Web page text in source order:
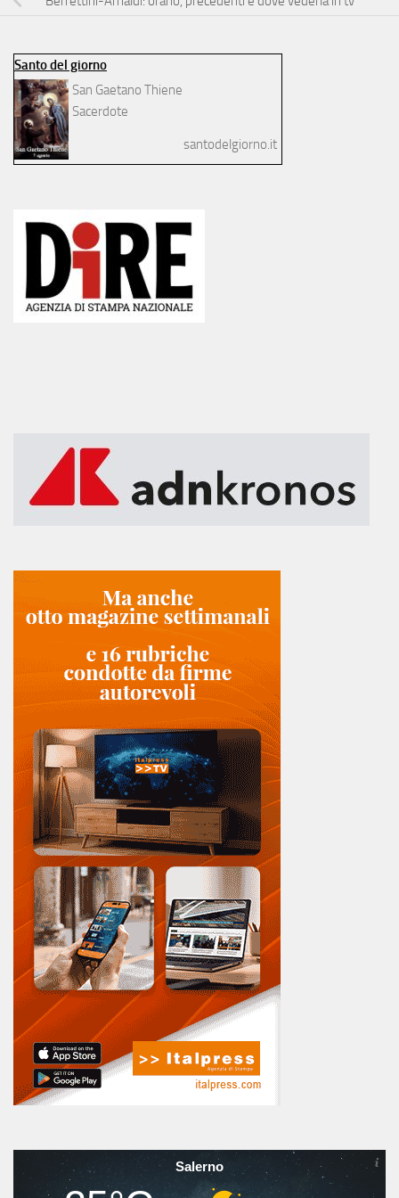
Santo del giorno
San Gaetano Thiene
Sacerdote
santodelgiorno.it
Salerno